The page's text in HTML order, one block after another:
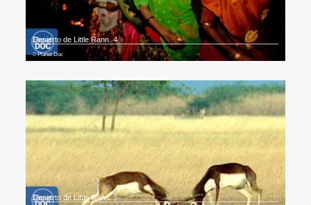
Desierto de Little Rann. 4
Planet Doc
Desierto de Little Rann. 3